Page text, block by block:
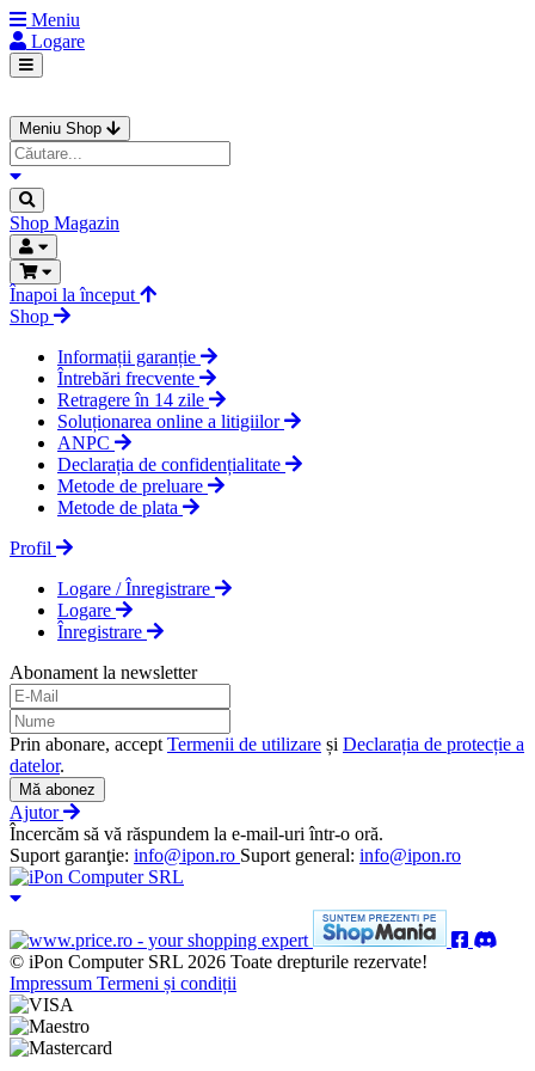
Meniu
Logare
Meniu Shop
Shop Magazin
Înapoi la început
Shop
Informații garanție
Întrebări frecvente
Retragere în 14 zile
Soluționarea online a litigiilor
ANPC
Declarația de confidențialitate
Metode de preluare
Metode de plata
Profil
Logare / Înregistrare
Logare
Înregistrare
Abonament la newsletter
Prin abonare, accept Termenii de utilizare și Declarația de protecție a
datelor.
Mă abonez
Ajutor
Încercăm să vă răspundem la e-mail-uri într-o oră.
Suport garanţie: info@ipon.ro Suport general: info@ipon.ro
© iPon Computer SRL 2026 Toate drepturile rezervate!
Impressum Termeni și condiții